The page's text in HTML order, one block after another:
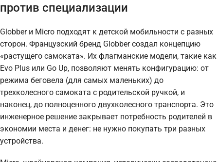
против специализации
Globber и Micro подходят к детской мобильности с разных
сторон. Французский бренд Globber создал концепцию
«растущего самоката». Их флагманские модели, такие как
Evo Plus или Go Up, позволяют менять конфигурацию: от
режима беговела (для самых маленьких) до
трехколесного самоката с родительской ручкой, и
наконец, до полноценного двухколесного транспорта. Это
инженерное решение закрывает потребность родителей в
экономии места и денег: не нужно покупать три разных
устройства.